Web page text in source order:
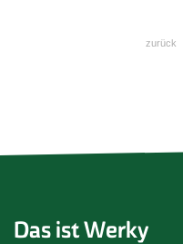
zurück
Das ist Werky